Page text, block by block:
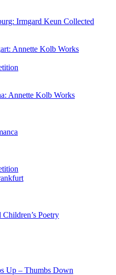
Irmgard Keun Collected
Annette Kolb Works
Annette Kolb Works
Poetry
Up – Thumbs Down